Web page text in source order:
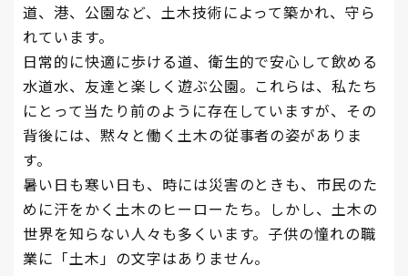
道、港、公園など、土木技術によって築かれ、守ら
れています。
日常的に快適に歩ける道、衛生的で安心して飲める
水道水、友達と楽しく遊ぶ公園。これらは、私たち
にとって当たり前のように存在していますが、その
背後には、黙々と働く土木の従事者の姿がありま
す。
暑い日も寒い日も、時には災害のときも、市民のた
めに汗をかく土木のヒーローたち。しかし、土木の
世界を知らない人々も多くいます。子供の憧れの職
業に「土木」の文字はありません。